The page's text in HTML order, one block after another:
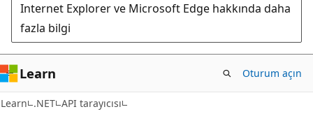
Internet Explorer ve Microsoft Edge hakkında daha
fazla bilgi
Learn Oturum açın
Learn .NET API tarayıcısı